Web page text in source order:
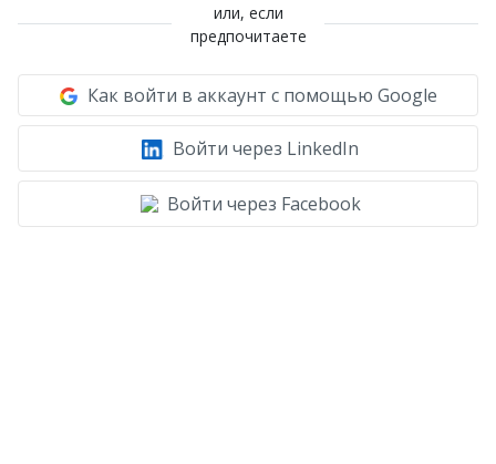
или, если
предпочитаете
Как войти в аккаунт с помощью Google
Войти через LinkedIn
Войти через Facebook